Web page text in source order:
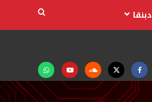
Facebook
Twitter
Soundcloud
Youtubeتابعنا
على
واتساب
دبنقا